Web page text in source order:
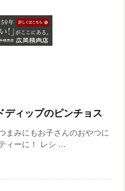
ディップのピンチョス
まみにもお子さんのおやつに
ィーに！ レシ ...